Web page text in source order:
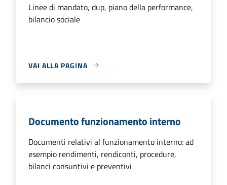
Linee di mandato, dup, piano della performance,
bilancio sociale
VAI ALLA PAGINA
Documento funzionamento interno
Documenti relativi al funzionamento interno: ad
esempio rendimenti, rendiconti, procedure,
bilanci consuntivi e preventivi